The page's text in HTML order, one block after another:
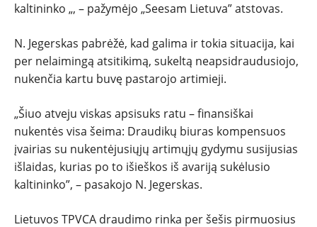
kaltininko „, – pažymėjo „Seesam Lietuva” atstovas.
N. Jegerskas pabrėžė, kad galima ir tokia situacija, kai
per nelaimingą atsitikimą, sukeltą neapsidraudusiojo,
nukenčia kartu buvę pastarojo artimieji.
„Šiuo atveju viskas apsisuks ratu – finansiškai
nukentės visa šeima: Draudikų biuras kompensuos
įvairias su nukentėjusiųjų artimųjų gydymu susijusias
išlaidas, kurias po to išieškos iš avariją sukėlusio
kaltininko”, – pasakojo N. Jegerskas.
Lietuvos TPVCA draudimo rinka per šešis pirmuosius